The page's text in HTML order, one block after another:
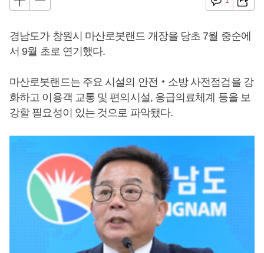
경남도가 창원시 마산로봇랜드 개장을 당초 7월 중순에
서 9월 초로 연기했다.
마산로봇랜드는 주요 시설의 안전‧소방 사전점검을 강
화하고 이용객 교통 및 편의시설, 응급의료체계 등을 보
강할 필요성이 있는 것으로 파악됐다.